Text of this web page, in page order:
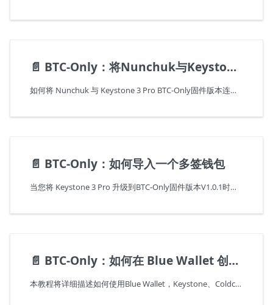
📄️ BTC-Only：将Nunchuk与Keystone连接
如何将 Nunchuk 与 Keystone 3 Pro BTC-Only固件版本连接，以实现安全的 BTC 管理。按照简单的步骤将 Nunchuk 与您的 Keystone 硬件钱包绑定，确保固件兼容性和应用程序安装。通过清晰的说明和图片，轻松地将您的 BTC 地址与 Nunchuk 和 Keystone 同步，使您能够探索应用程序功能并进行安全交易。
📄️ BTC-Only：如何导入一个多签钱包
当您将 Keystone 3 Pro 升级到BTC-Only固件版本V1.0.1时，默认为单签钱包。如果您需要多签钱包，请先将固件升级至 BTC-Only V1.1.0-BTC 版本。升级后，Keystone 3 Pro可作为多签方参与软件钱包的多签钱包创建。
📄️ BTC-Only：如何在 Blue Wallet 创建一个 2/3 Native Segwit 多签钱包
本教程将详细描述如何使用Blue Wallet，Keystone、Coldcard 作为2 个多签方，来创建一个2/3 的多签钱包以及如何发送多签交易，即在本教程中，BlueWallet 同时作为观察钱包及多签方之一。